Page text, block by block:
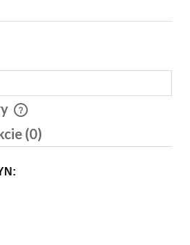
kosztów płatności
(0)